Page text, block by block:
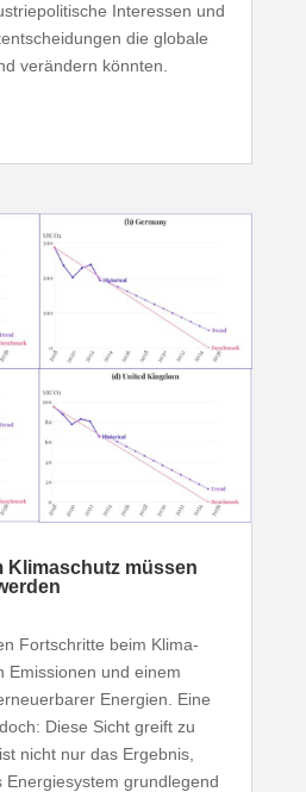
Inter­essen und
die globale
verändern könnten.
Klima­schutz müssen
Fort­schritte beim Klima­
Emis­sionen und einem
Energien. Eine
Diese Sicht greift zu
nicht nur das Ergebnis,
Ener­gie­system grund­legend